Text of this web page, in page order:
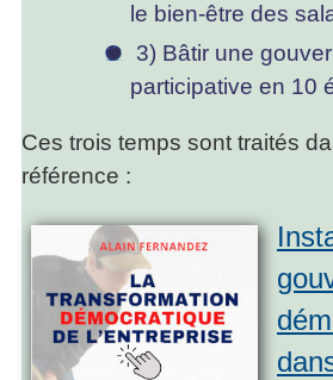
le bien-être des
3) Bâtir une
participative en 10
Ces trois temps sont traités
référence :